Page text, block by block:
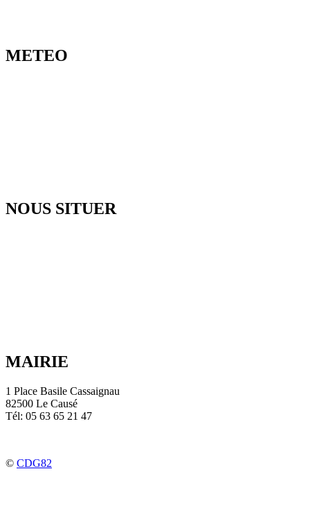
METEO
NOUS SITUER
MAIRIE
1 Place Basile Cassaignau
82500 Le Causé
Tél: 05 63 65 21 47
© CDG82